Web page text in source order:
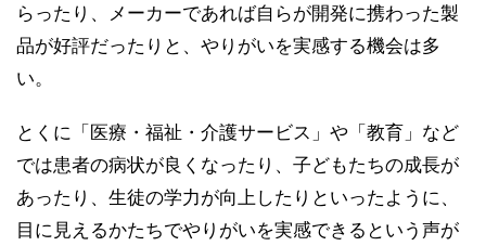
らったり、メーカーであれば自らが開発に携わった製
品が好評だったりと、やりがいを実感する機会は多
い。
とくに「医療・福祉・介護サービス」や「教育」など
では患者の病状が良くなったり、子どもたちの成長が
あったり、生徒の学力が向上したりといったように、
目に見えるかたちでやりがいを実感できるという声が